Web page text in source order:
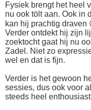
Fysiek brengt het heel
nu ook tölt aan. Ook in
kan hij prachtig draven
Verder ontdekt hij zijn
zoektocht gaat hij nu
Zadel. Niet zo
wel en dat is fijn.
Verder is het gewoon
sessies, dus ook voor
steeds heel